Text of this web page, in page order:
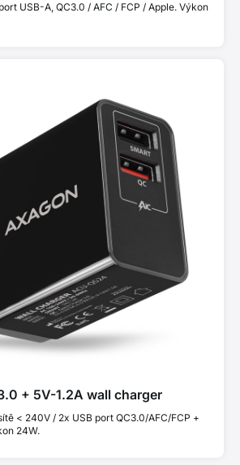
USB-A, QC3.0 / AFC / FCP / Apple. Výkon
+ 5V-1.2A wall charger
< 240V / 2x USB port QC3.0/AFC/FCP +
24W.